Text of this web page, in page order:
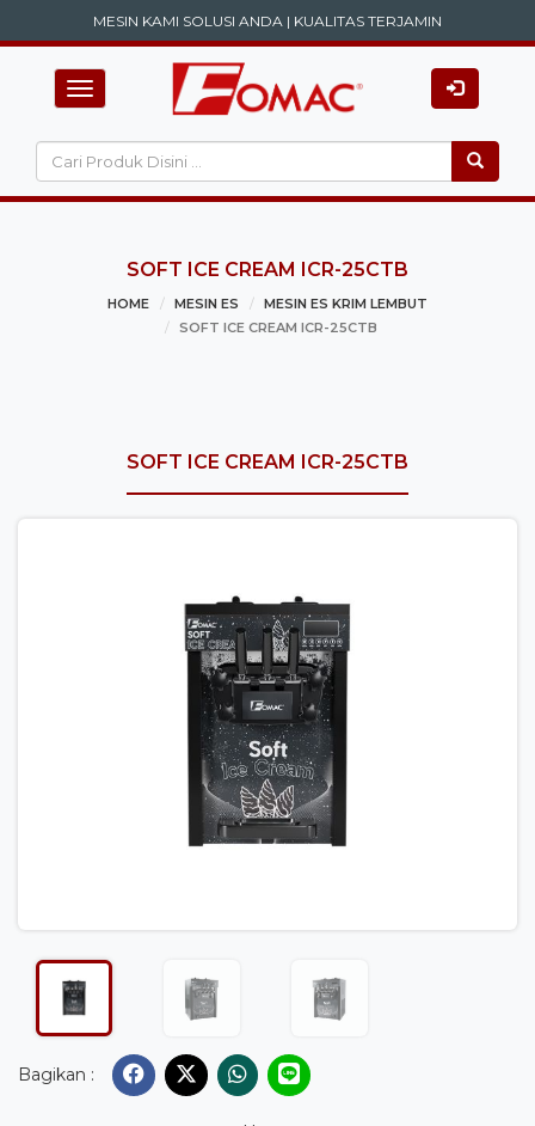
MESIN KAMI SOLUSI ANDA | KUALITAS TERJAMIN
Toggle navigation
SOFT ICE CREAM ICR-25CTB
HOME MESIN ES
MESIN ES KRIM LEMBUT
SOFT ICE CREAM ICR-25CTB
SOFT ICE CREAM ICR-25CTB
Bagikan :